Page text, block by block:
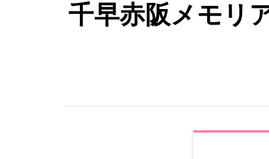
千早赤阪メモリ